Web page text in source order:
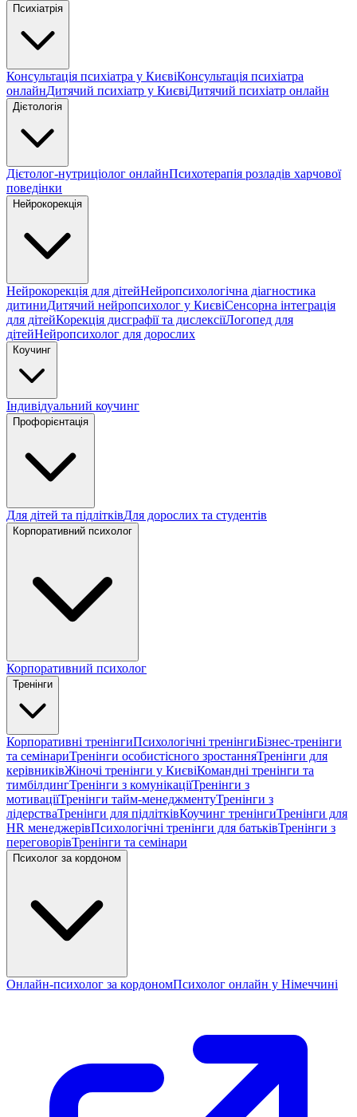
Психіатрія
Консультація психіатра у КиєвіКонсультація психіатра
онлайнДитячий психіатр у КиєвіДитячий психіатр онлайн
Дієтологія
Дієтолог-нутриціолог онлайнПсихотерапія розладів харчової
поведінки
Нейрокорекція
Нейрокорекція для дітейНейропсихологічна діагностика
дитиниДитячий нейропсихолог у КиєвіСенсорна інтеграція
для дітейКорекція дисграфії та дислексіїЛогопед для
дітейНейропсихолог для дорослих
Коучинг
Індивідуальний коучинг
Профорієнтація
Для дітей та підлітківДля дорослих та студентів
Корпоративний психолог
Корпоративний психолог
Тренінги
Корпоративні тренінгиПсихологічні тренінгиБізнес-тренінги
та семінариТренінги особистісного зростанняТренінги для
керівниківЖіночі тренінги у КиєвіКомандні тренінги та
тимбілдингТренінги з комунікаціїТренінги з
мотиваціїТренінги тайм-менеджментуТренінги з
лідерстваТренінги для підлітківКоучинг тренінгиТренінги для
HR менеджерівПсихологічні тренінги для батьківТренінги з
переговорівТренінги та семінари
Психолог за кордоном
Онлайн-психолог за кордономПсихолог онлайн у Німеччині